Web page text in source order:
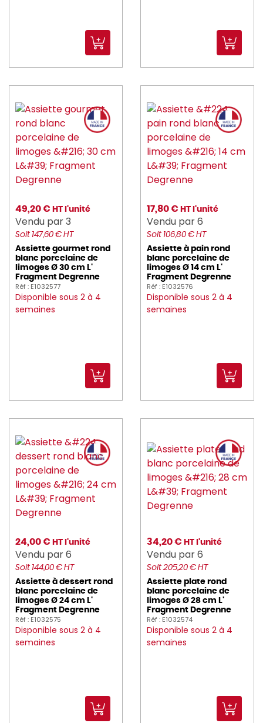
49,20 € HT l'unité
Vendu par 3
Soit 147,60 € HT
Assiette gourmet rond
blanc porcelaine de
limoges Ø 30 cm L'
Fragment Degrenne
Réf : E1032577
Disponible sous 2 à 4
semaines
17,80 € HT l'unité
Vendu par 6
Soit 106,80 € HT
Assiette à pain rond
blanc porcelaine de
limoges Ø 14 cm L'
Fragment Degrenne
Réf : E1032576
Disponible sous 2 à 4
semaines
24,00 € HT l'unité
Vendu par 6
Soit 144,00 € HT
Assiette à dessert rond
blanc porcelaine de
limoges Ø 24 cm L'
Fragment Degrenne
Réf : E1032575
Disponible sous 2 à 4
semaines
34,20 € HT l'unité
Vendu par 6
Soit 205,20 € HT
Assiette plate rond
blanc porcelaine de
limoges Ø 28 cm L'
Fragment Degrenne
Réf : E1032574
Disponible sous 2 à 4
semaines